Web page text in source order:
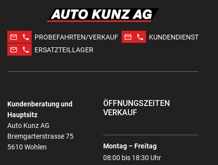
mail_outline phone PROBEFAHRTEN/VERKAUF mail_outline phone
KUNDENDIENST
mail_outline
phone ERSATZTEILLAGER
Kundenberatung und
Hauptsitz
Auto Kunz AG
Bremgarterstrasse 75
5610 Wohlen
ÖFFNUNGSZEITEN
VERKAUF
Montag – Freitag
08:00 bis 18:30 Uhr